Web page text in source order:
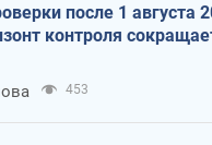
после 1 августа
контроля
453